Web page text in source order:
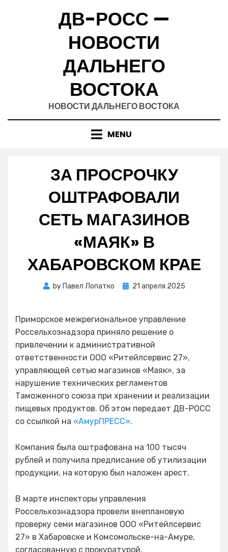
ДВ-РОСС —
НОВОСТИ
ДАЛЬНЕГО
ВОСТОКА
НОВОСТИ ДАЛЬНЕГО ВОСТОКА
MENU
ЗА ПРОСРОЧКУ
ОШТРАФОВАЛИ
СЕТЬ МАГАЗИНОВ
«МАЯК» В
ХАБАРОВСКОМ КРАЕ
by Павел Лопатко
Posted
21 апреля 2025
Приморское межрегиональное управление
Россельхознадзора приняло решение о
привлечении к административной
ответственности ООО «Ритейлсервис 27»,
управляющей сетью магазинов «Маяк», за
нарушение технических регламентов
Таможенного союза при хранении и реализации
пищевых продуктов. Об этом передает ДВ-РОСС
со ссылкой на «АмурПРЕСС».
Компания была оштрафована на 100 тысяч
рублей и получила предписание об утилизации
продукции, на которую был наложен арест.
В марте инспекторы управления
Россельхознадзора провели внеплановую
проверку семи магазинов ООО «Ритейлсервис
27» в Хабаровске и Комсомольске-на-Амуре,
согласованную с прокуратурой.